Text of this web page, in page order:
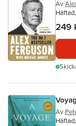
Av
249
Av